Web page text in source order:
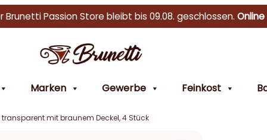
Brunetti Passion Store bleibt bis 09.08. geschlossen.
Marken Gewerbe Feinkost
mit braunem Deckel, 4 Stück